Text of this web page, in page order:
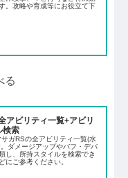
。攻略や育成等にお役立て下
る
アビリティ一覧+アビリ
検索
サガRSの全アビリティ一覧(水
ダメージアップやバフ・デバ
し、所持スタイルを検索でき
にご参考ください。